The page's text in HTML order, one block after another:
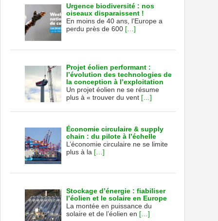
Urgence biodiversité : nos
oiseaux disparaissent !
En moins de 40 ans, l’Europe a
perdu près de 600 […]
Projet éolien performant :
l’évolution des technologies de
la conception à l’exploitation
Un projet éolien ne se résume
plus à « trouver du vent […]
Économie circulaire & supply
chain : du pilote à l’échelle
L’économie circulaire ne se limite
plus à la […]
Stockage d’énergie : fiabiliser
l’éolien et le solaire en Europe
La montée en puissance du
solaire et de l’éolien en […]